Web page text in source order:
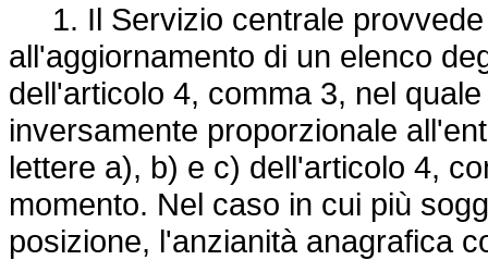
1. Il Servizio centrale provvede
all'aggiornamento di un elenco
dell'articolo 4, comma 3, nel
inversamente proporzionale
lettere a), b) e c) dell'articolo 4,
momento. Nel caso in cui più
posizione, l'anzianità anagrafica